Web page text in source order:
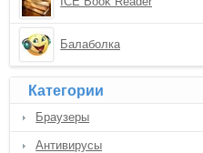
Балаболка
Категории
Браузеры
Антивирусы